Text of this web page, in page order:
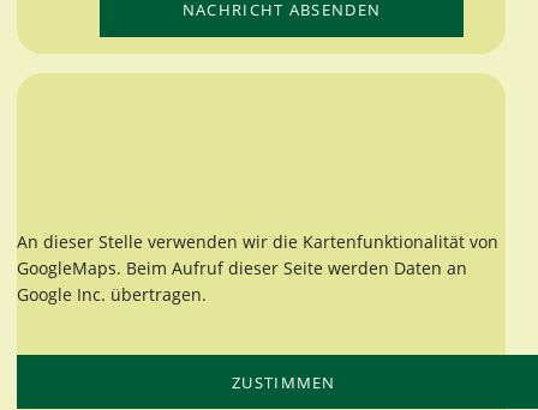
NACHRICHT ABSENDEN
An dieser Stelle verwenden wir die Kartenfunktionalität von
GoogleMaps. Beim Aufruf dieser Seite werden Daten an
Google Inc. übertragen.
ZUSTIMMEN